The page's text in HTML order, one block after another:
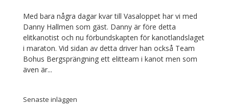
Med bara några dagar kvar till Vasaloppet har vi med
Danny Hallmen som gäst. Danny är före detta
elitkanotist och nu förbundskapten för kanotlandslaget
i maraton. Vid sidan av detta driver han också Team
Bohus Bergsprängning ett elitteam i kanot men som
även är...
Senaste inläggen